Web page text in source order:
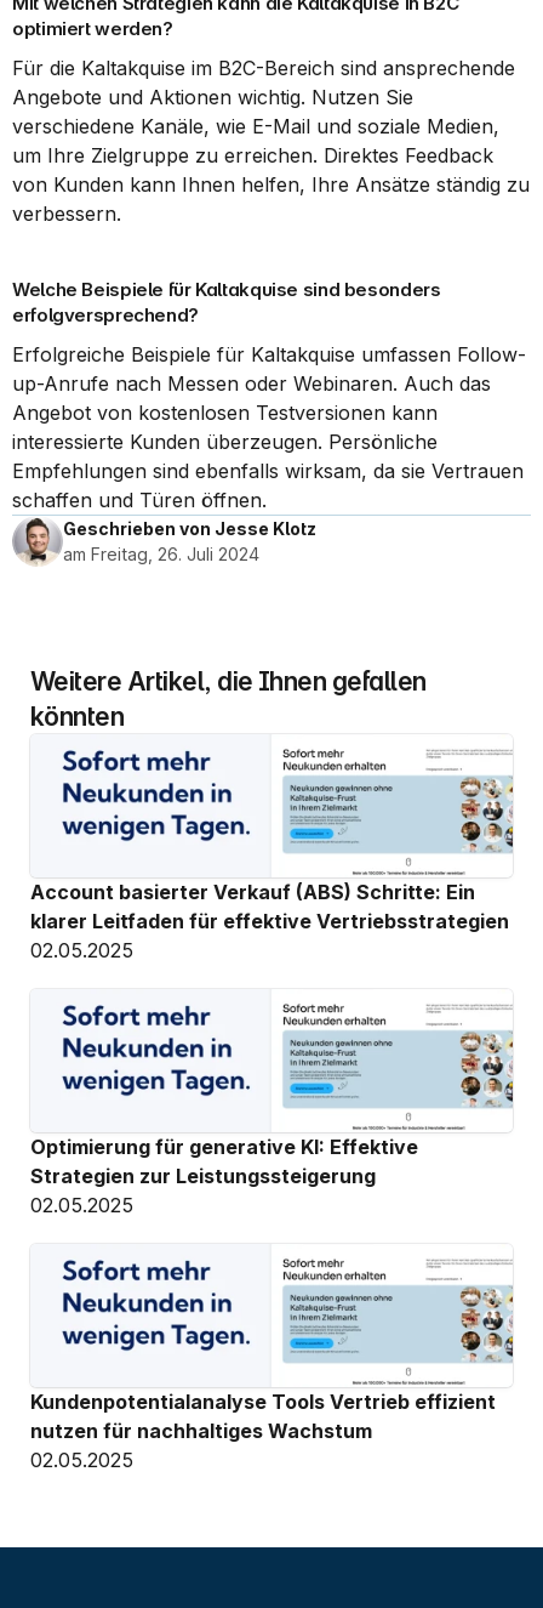
optimiert werden?
Für die Kaltakquise im B2C-Bereich sind ansprechende
Angebote und Aktionen wichtig. Nutzen Sie
verschiedene Kanäle, wie E-Mail und soziale Medien,
um Ihre Zielgruppe zu erreichen. Direktes Feedback
von Kunden kann Ihnen helfen, Ihre Ansätze ständig zu
verbessern.
Welche Beispiele für Kaltakquise sind besonders
erfolgversprechend?
Erfolgreiche Beispiele für Kaltakquise umfassen Follow-
up-Anrufe nach Messen oder Webinaren. Auch das
Angebot von kostenlosen Testversionen kann
interessierte Kunden überzeugen. Persönliche
Empfehlungen sind ebenfalls wirksam, da sie Vertrauen
schaffen und Türen öffnen.
Geschrieben von Jesse Klotz
am Freitag, 26. Juli 2024
Weitere Artikel, die Ihnen gefallen
könnten
Account basierter Verkauf (ABS) Schritte: Ein
klarer Leitfaden für effektive Vertriebsstrategien
02.05.2025
Optimierung für generative KI: Effektive
Strategien zur Leistungssteigerung
02.05.2025
Kundenpotentialanalyse Tools Vertrieb effizient
nutzen für nachhaltiges Wachstum
02.05.2025